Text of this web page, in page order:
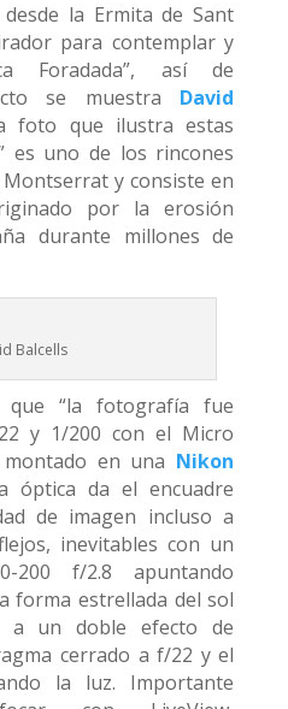
la Ermita de Sant
para contemplar y
Foradada”, así de
se muestra David
foto que ilustra estas
es uno de los rincones
y consiste en
por la erosión
durante millones de
Balcells
que “la fotografía fue
y 1/200 con el Micro
montado en una Nikon
óptica da el encuadre
de imagen incluso a
inevitables con un
200 f/2.8 apuntando
forma estrellada del sol
a un doble efecto de
cerrado a f/22 y el
la luz. Importante